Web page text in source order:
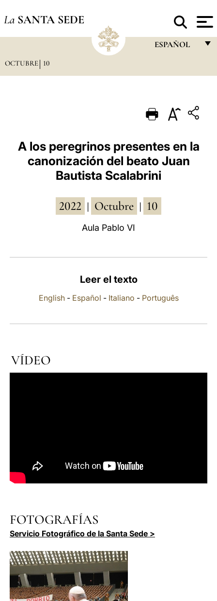
La SANTA SEDE
ESPAÑOL
PORTUGUÊS
DEUTSCH
POLSKI
العربيّة
中文
OCTUBRE 10
A los peregrinos presentes en la
canonización del beato Juan
Bautista Scalabrini
2022 Octubre 10
Aula Pablo VI
Leer el texto
English- Español - Italiano - Português
VÍDEO
FOTOGRAFÍAS
Servicio Fotográfico de la Santa Sede >